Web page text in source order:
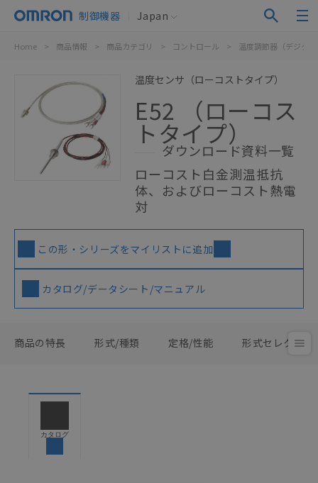
制御機器 Japan
Home > 商品情報 > 商品カテゴリ > コントロール > 温度調節器（デジタ
温度センサ（ローコストタイプ）
E52 （ローコス
トタイプ）
ダウンロード資料一覧
ローコスト白金測温抵抗
体、およびローコスト熱電
対
この形・シリーズをマイリストに追加
カタログ/データシート/マニュアル
商品の特長 形式/種類 定格/性能 形式セレクタ
カタログ